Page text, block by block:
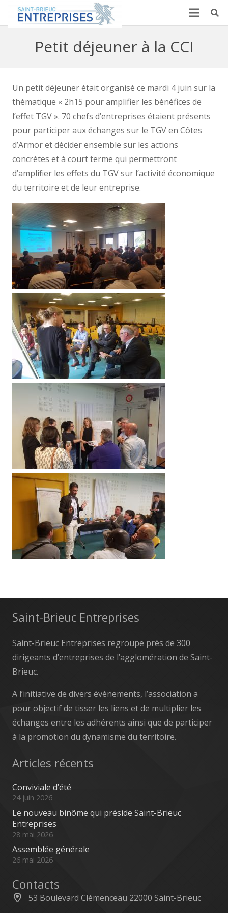
Petit déjeuner à la CCI
Un petit déjeuner était organisé ce mardi 4 juin sur la
thématique « 2h15 pour amplifier les bénéfices de
l’effet TGV ». 70 chefs d’entreprises étaient présents
pour participer aux échanges sur le TGV en Côtes
d’Armor et décider ensemble sur les actions
concrètes et à court terme qui permettront
d’amplifier les effets du TGV sur l’activité économique
du territoire et de leur entreprise.
Saint-Brieuc Entreprises
Saint-Brieuc Entreprises regroupe près de 300
dirigeants d’entreprises de l’agglomération de Saint-
Brieuc.
A l’initiative de divers événements, l’association a
pour objectif de tisser les liens et de multiplier les
échanges entre les adhérents ainsi que de participer
à la promotion du dynamisme du territoire.
Articles récents
Conviviale d’été
24 juin 2026
Le nouveau binôme qui préside Saint-Brieuc
Entreprises
28 mai 2026
Assemblée générale
26 mai 2026
Contacts
53 Boulevard Clémenceau 22000 Saint-Brieuc